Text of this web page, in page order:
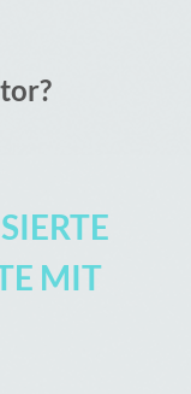
MIT